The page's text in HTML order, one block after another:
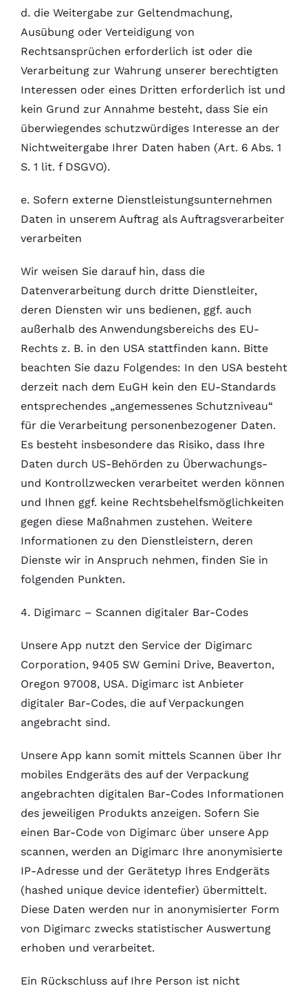
d. die Weitergabe zur Geltendmachung,
Ausübung oder Verteidigung von
Rechtsansprüchen erforderlich ist oder die
Verarbeitung zur Wahrung unserer berechtigten
Interessen oder eines Dritten erforderlich ist und
kein Grund zur Annahme besteht, dass Sie ein
überwiegendes schutzwürdiges Interesse an der
Nichtweitergabe Ihrer Daten haben (Art. 6 Abs. 1
S. 1 lit. f DSGVO).
e. Sofern externe Dienstleistungsunternehmen
Daten in unserem Auftrag als Auftragsverarbeiter
verarbeiten
Wir weisen Sie darauf hin, dass die
Datenverarbeitung durch dritte Dienstleiter,
deren Diensten wir uns bedienen, ggf. auch
außerhalb des Anwendungsbereichs des EU-
Rechts z. B. in den USA stattfinden kann. Bitte
beachten Sie dazu Folgendes: In den USA besteht
derzeit nach dem EuGH kein den EU-Standards
entsprechendes „angemessenes Schutzniveau“
für die Verarbeitung personenbezogener Daten.
Es besteht insbesondere das Risiko, dass Ihre
Daten durch US-Behörden zu Überwachungs-
und Kontrollzwecken verarbeitet werden können
und Ihnen ggf. keine Rechtsbehelfsmöglichkeiten
gegen diese Maßnahmen zustehen. Weitere
Informationen zu den Dienstleistern, deren
Dienste wir in Anspruch nehmen, finden Sie in
folgenden Punkten.
4. Digimarc – Scannen digitaler Bar-Codes
Unsere App nutzt den Service der Digimarc
Corporation, 9405 SW Gemini Drive, Beaverton,
Oregon 97008, USA. Digimarc ist Anbieter
digitaler Bar-Codes, die auf Verpackungen
angebracht sind.
Unsere App kann somit mittels Scannen über Ihr
mobiles Endgeräts des auf der Verpackung
angebrachten digitalen Bar-Codes Informationen
des jeweiligen Produkts anzeigen. Sofern Sie
einen Bar-Code von Digimarc über unsere App
scannen, werden an Digimarc Ihre anonymisierte
IP-Adresse und der Gerätetyp Ihres Endgeräts
(hashed unique device identefier) übermittelt.
Diese Daten werden nur in anonymisierter Form
von Digimarc zwecks statistischer Auswertung
erhoben und verarbeitet.
Ein Rückschluss auf Ihre Person ist nicht